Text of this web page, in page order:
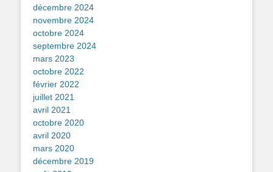
décembre 2024
novembre 2024
octobre 2024
septembre 2024
mars 2023
octobre 2022
février 2022
juillet 2021
avril 2021
octobre 2020
avril 2020
mars 2020
décembre 2019